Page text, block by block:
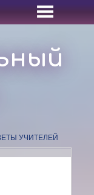
УЧИТЕЛЕЙ